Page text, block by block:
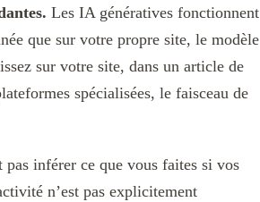
Les IA génératives fonctionnent
que sur votre propre site, le modèle
sur votre site, dans un article de
spécialisées, le faisceau de
pas inférer ce que vous faites si vos
n’est pas explicitement